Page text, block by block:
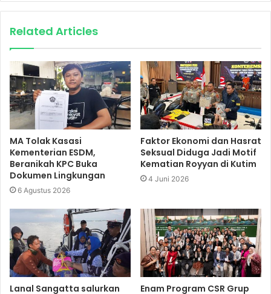
Related Articles
MA Tolak Kasasi
Kementerian ESDM,
Beranikah KPC Buka
Dokumen Lingkungan
6 Agustus 2026
Faktor Ekonomi dan Hasrat
Seksual Diduga Jadi Motif
Kematian Royyan di Kutim
4 Juni 2026
Lanal Sangatta salurkan
Enam Program CSR Grup